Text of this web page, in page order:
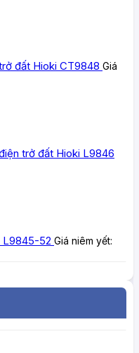
đất Hioki CT9848 Giá
trở đất Hioki L9846
L9845-52 Giá niêm yết: